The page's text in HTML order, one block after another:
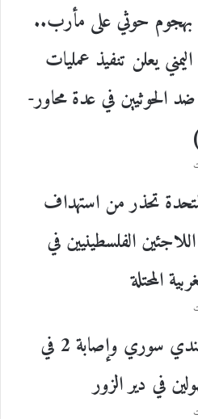
بهجوم حوثي على مأرب..
يعلن تنفيذ عمليات
الحوثيين في عدة محاور-
تحذر من استهداف
الفلسطينيين في
المحتلة
مقتل جندي سوري وإصابة 2 في
في دير الزور